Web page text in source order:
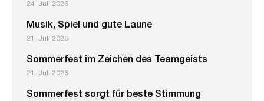
24. Juli 2026
Musik, Spiel und gute Laune
21. Juli 2026
Sommerfest im Zeichen des Teamgeists
21. Juli 2026
Sommerfest sorgt für beste Stimmung